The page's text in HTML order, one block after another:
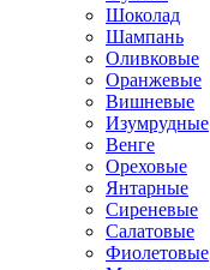
Шоколад
Шампань
Оливковые
Оранжевые
Вишневые
Изумрудные
Венге
Ореховые
Янтарные
Сиреневые
Салатовые
Фиолетовые